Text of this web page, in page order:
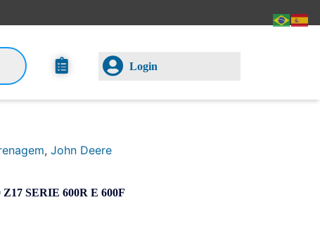
Login
, John Deere
SERIE 600R E 600F